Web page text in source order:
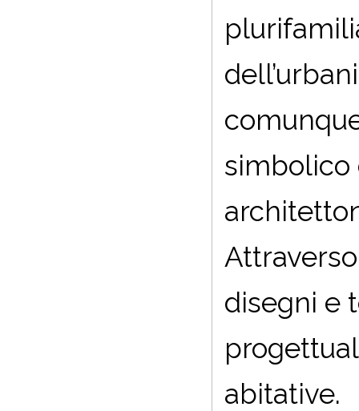
simbolico
disegni e
abitative.